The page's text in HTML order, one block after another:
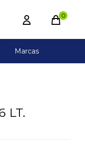
Marcas
0
LT.